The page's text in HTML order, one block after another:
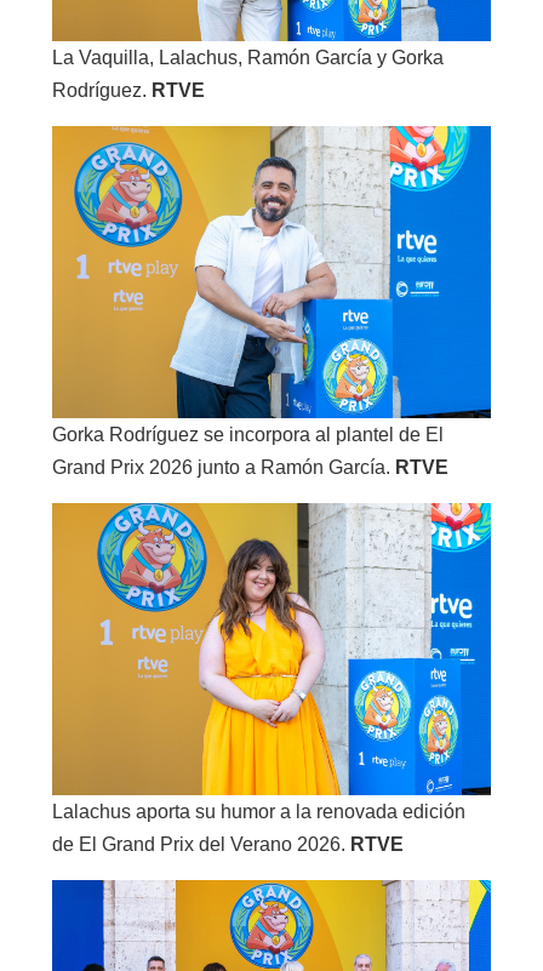
La Vaquilla, Lalachus, Ramón García y Gorka
Rodríguez. RTVE
Gorka Rodríguez se incorpora al plantel de El
Grand Prix 2026 junto a Ramón García. RTVE
Lalachus aporta su humor a la renovada edición
de El Grand Prix del Verano 2026. RTVE